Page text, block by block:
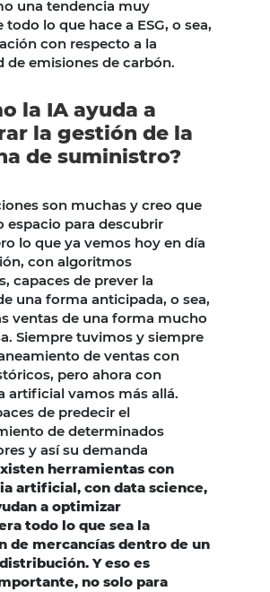
una tendencia muy
lo que hace a ESG, o sea,
con respecto a la
de emisiones de carbón.
la IA ayuda a
la gestión de la
de suministro?
son muchas y creo que
espacio para descubrir
lo que ya vemos hoy en día
con algoritmos
capaces de prever la
una forma anticipada, o sea,
ventas de una forma mucho
Siempre tuvimos y siempre
de ventas con
pero ahora con
artificial vamos más allá.
de predecir el
de determinados
y así su demanda
herramientas con
artificial, con data science,
a optimizar
todo lo que sea la
de mercancías dentro de un
Y eso es
no solo para